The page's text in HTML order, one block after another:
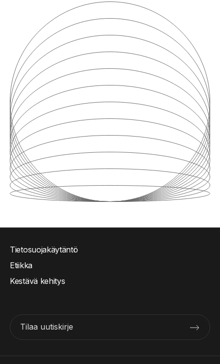
Tilaa uutiskirje
Tietosuojakäytäntö
Etiikka
Kestävä kehitys